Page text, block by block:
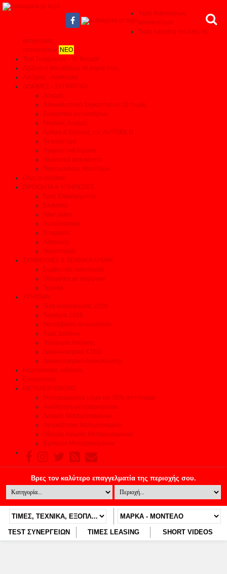
Τιμές Καινούριων
αυτοκινήτων
Τιμές Leasing για όλες τις
κατηγορίες
αυτοκινήτων ΝΕΟ
Test Συνεργείων - Το θαύμα!
Αξίζουν ή δεν αξίζουν τα λεφτά τους
Απόψεις - Αναλύσεις
ΔΟΚΙΜΕΣ - ΣΥΓΚΡΙΤΙΚΑ
Δοκιμές
Αποκαλυπτικά Συγκριτικά σε 11 τομείς
Συγκριτικά αυτοκινήτων
Μεγάλες δοκιμές
Αρθρα & Ερευνες της AUTOBILD
Τα καλύτερα
Αγοραστικά θέματα
Ηλεκτρικά αυτοκίνητα
Παρουσιάσεις Μοντέλων
Όλες οι ειδήσεις
ΠΡΟΙΟΝΤΑ & ΥΠΗΡΕΣΙΕΣ
Βρες Επαγγελματία
Ελαστικά
After sales
Ανταλλακτικά
Συνεργεία
Αξεσουάρ
Φανοποιεία
ΣΥΜΒΟΥΛΕΣ & ΤΕΧΝΙΚΑ ΑΡΘΡΑ
Συμβουλές οικονομίας
Οδηγείστε με ασφάλεια
Τεχνικά
ΧΡΗΣΙΜΑ
Τέλη κυκλοφορίας 2026
Τεκμήρια 2026
Μεταβίβαση αυτοκινήτου
Τιμές Διοδίων
Τηλέφωνα Ανάγκης
Δικαιολογητικά ΚΤΕΟ
Δικαιολογητικά Ανακύκλωσης
Ηλεκτρονικές εκδόσεις
Επικοινωνία
ΜΕΤΑΧΕΙΡΙΣΜΕΝΟ
Μεταχειρισμένα μέχρι και 35% φτηνότερα
Αναζήτηση μεταχειρισμένου
Δοκιμές Μεταχειρισμένων
Αγοράζοντας Μεταχειρισμένο
Οδηγός Αγοράς Μεταχειρισμένου
Έμποροι Μεταχειρισμένων
TEST ΣΥΝΕΡΓΕΙΩΝ ΤΙΜΕΣ LEASING SHORT VIDEOS